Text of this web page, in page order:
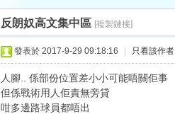
›
反朗奴高文集中區 [複製鏈接]
發表於 2017-9-29 09:18:16 只看該作者
人腳.. 係部份位置差小小可能唔關佢事
但係戰術用人佢責無旁貸
咁多邊路球員都唔出